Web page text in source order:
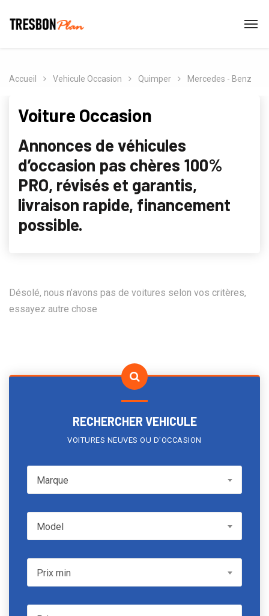
Accueil Vehicule Occasion Quimper Mercedes - Benz
Voiture Occasion
Annonces de véhicules
d’occasion pas chères 100%
PRO, révisés et garantis,
livraison rapide, financement
possible.
Désolé, nous n’avons pas de voitures selon vos critères,
essayez autre chose
RECHERCHER VEHICULE
VOITURES NEUVES OU D'OCCASION
MarqueMarque
ModelModel
Prix minPrix min